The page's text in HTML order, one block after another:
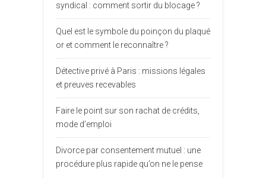
syndical : comment sortir du blocage ?
Quel est le symbole du poinçon du plaqué
or et comment le reconnaître ?
Détective privé à Paris : missions légales
et preuves recevables
Faire le point sur son rachat de crédits,
mode d’emploi
Divorce par consentement mutuel : une
procédure plus rapide qu’on ne le pense